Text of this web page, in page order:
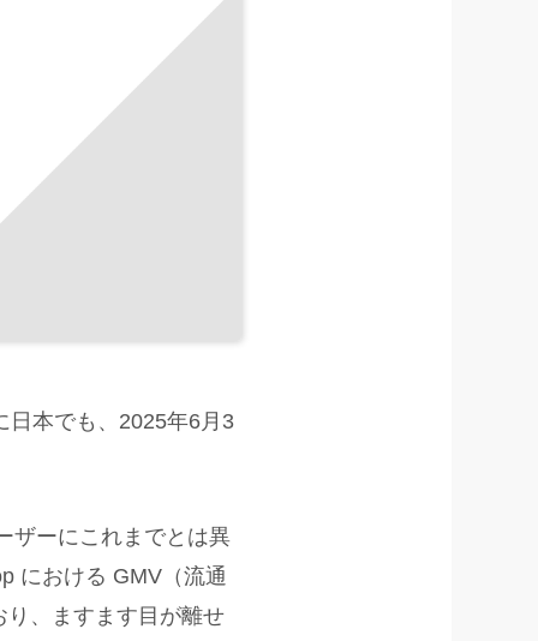
日本でも、2025年6月3
ザーにこれまでとは異
における GMV（流通
、ますます目が離せ